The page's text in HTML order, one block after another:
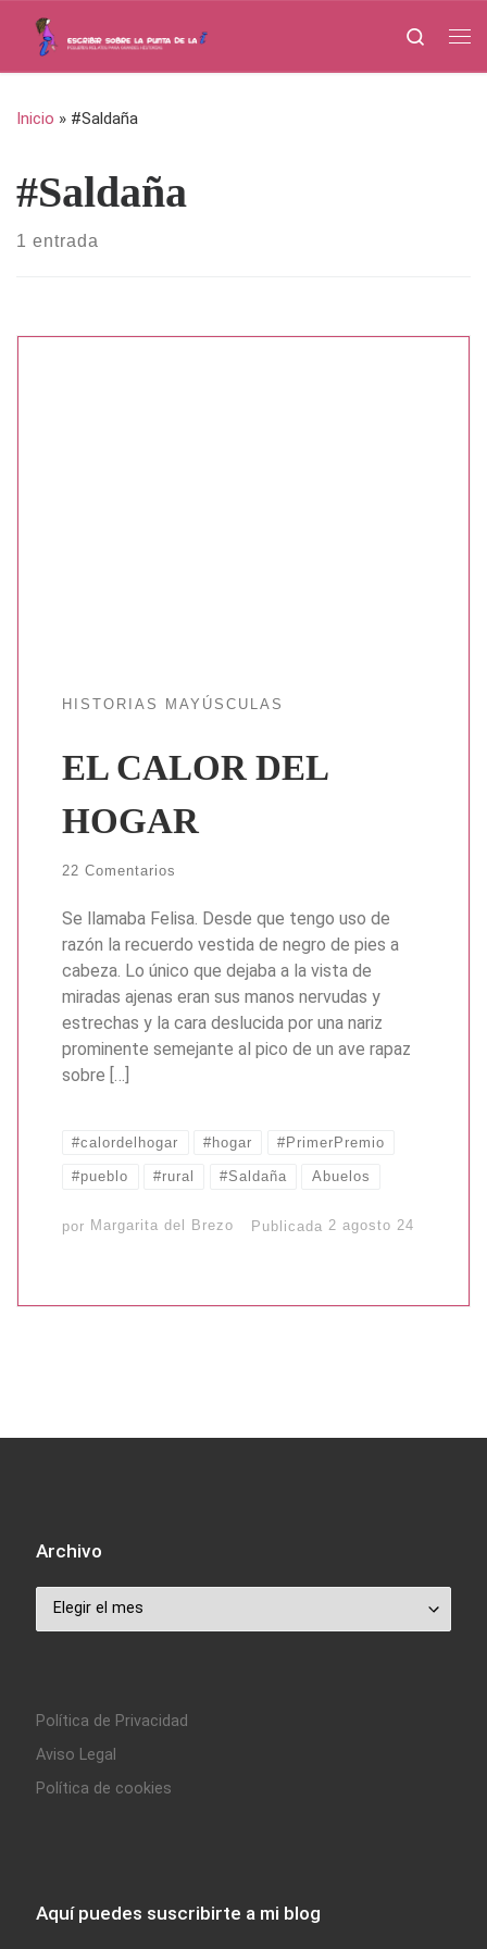
Saltar al contenido
Search
Inicio » #Saldaña
#Saldaña
1 entrada
HISTORIAS MAYÚSCULAS
EL CALOR DEL
HOGAR
22 Comentarios
Se llamaba Felisa. Desde que tengo uso de
razón la recuerdo vestida de negro de pies a
cabeza. Lo único que dejaba a la vista de
miradas ajenas eran sus manos nervudas y
estrechas y la cara deslucida por una nariz
prominente semejante al pico de un ave rapaz
sobre […]
#calordelhogar #hogar #PrimerPremio
#pueblo #rural #Saldaña Abuelos
por Margarita del Brezo Publicada 2 agosto 24
Archivo
Archivo
Política de Privacidad
Aviso Legal
Política de cookies
Aquí puedes suscribirte a mi blog